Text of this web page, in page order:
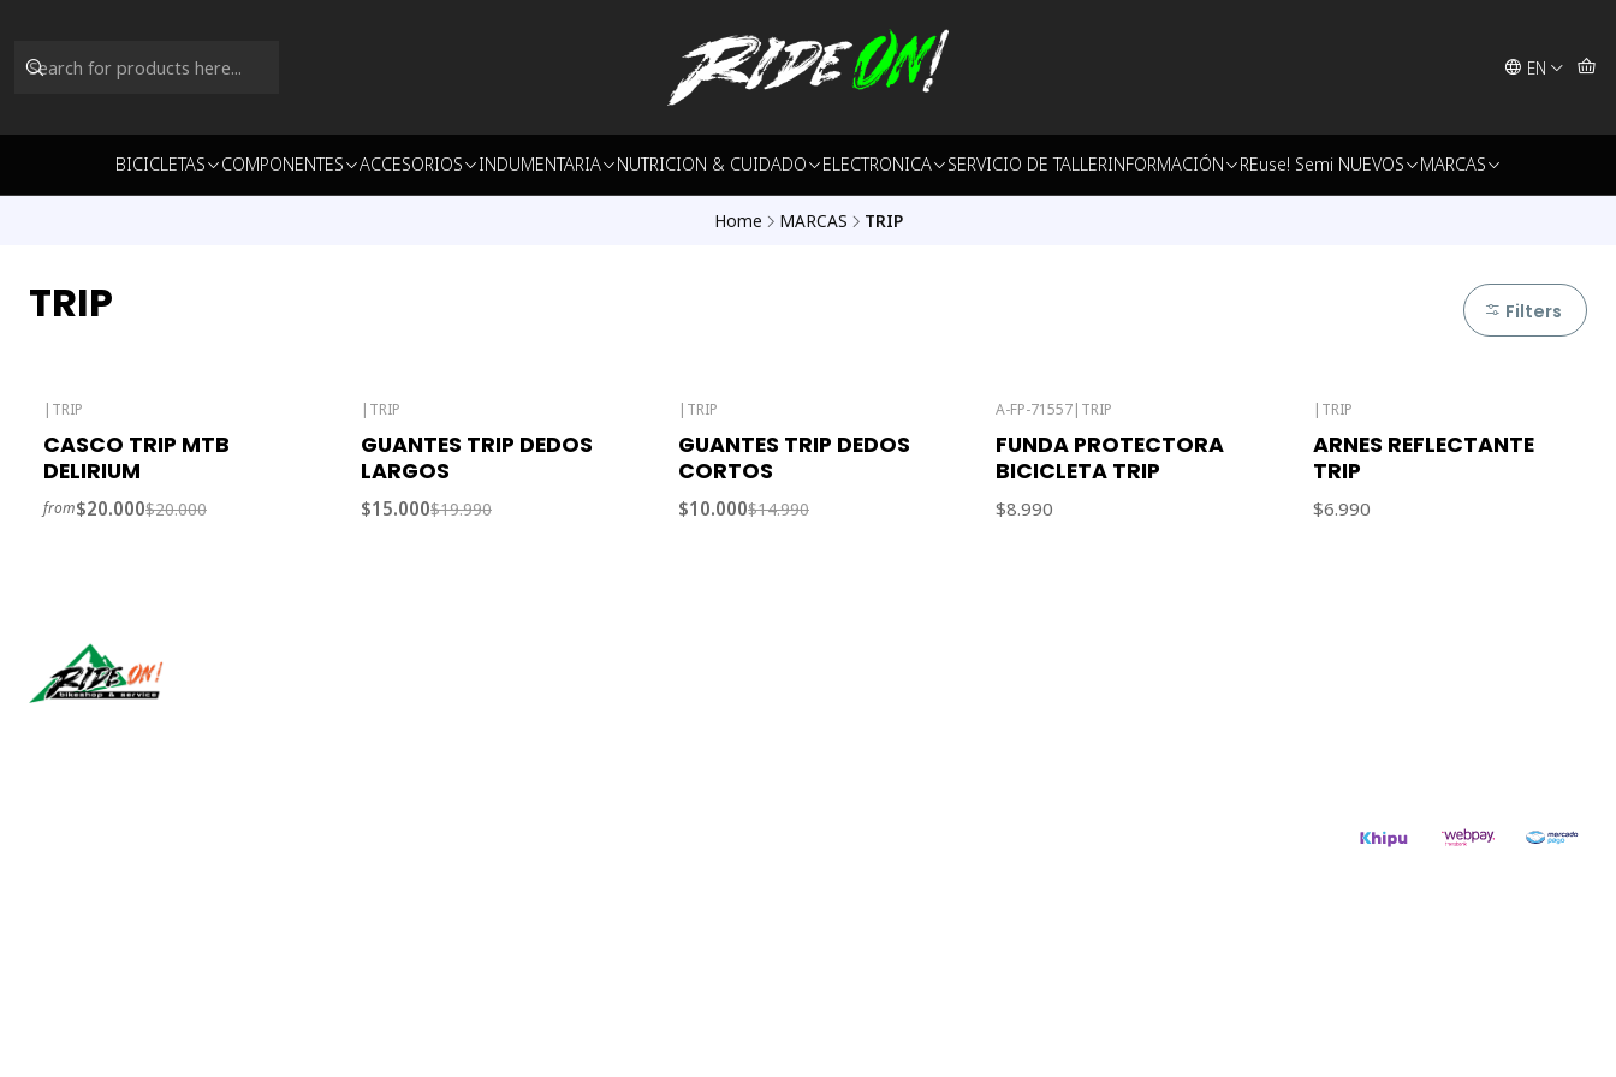
EN
BICICLETAS COMPONENTES ACCESORIOS INDUMENTARIA NUTRICION & CUIDADO ELECTRONICA SERVICIO DE TALLERINFORMACIÓN REuse! Semi NUEVOS MARCAS
Home MARCAS TRIP
TRIP Filters
Out of stock
| TRIP
CASCO TRIP MTB
DELIRIUM
from$20.000$20.000
Out of stock
| TRIP
GUANTES TRIP DEDOS
LARGOS
$15.000$19.990
Out of stock
| TRIP
GUANTES TRIP DEDOS
CORTOS
$10.000$14.990
A-FP-71557| TRIP
FUNDA PROTECTORA
BICICLETA TRIP
$8.990
| TRIP
ARNES REFLECTANTE
TRIP
$6.990